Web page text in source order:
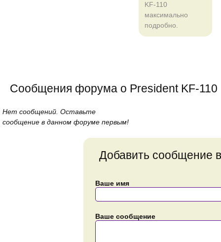
KF-110
максимально
подробно.
Сообщения форума о President KF-110
Нет сообщений. Оставьте
сообщение в данном форуме первым!
Добавить сообщение
Ваше имя
Ваше сообщение